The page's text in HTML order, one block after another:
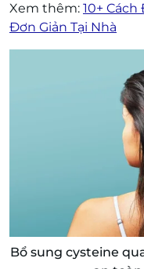
Xem thêm: 10+
Đơn Giản Tại Nhà
Bổ sung cysteine